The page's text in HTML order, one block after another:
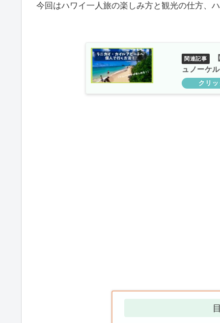
今回はハワイ一人旅の楽しみ方と観光の仕方、
ュノーケ